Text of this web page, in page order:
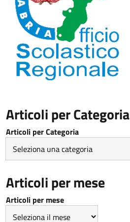
Articoli per Categoria
Articoli per Categoria
Articoli per mese
Articoli per mese